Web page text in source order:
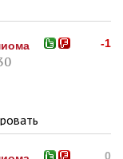
-1
0